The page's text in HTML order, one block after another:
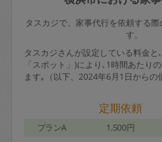
タスカジで、家事代行を依頼する
す。
タスカジさんが設定している料金
「スポット」)により､1時間あたり
ます｡（以下、2024年6月1日からの
定期依頼
プランA 1,500円